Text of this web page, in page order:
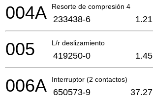
Resorte de compresión 4
004A 233438-6 1.21
L/r deslizamiento
005 419250-0 1.45
Interruptor (2 contactos)
006A 650573-9 37.27